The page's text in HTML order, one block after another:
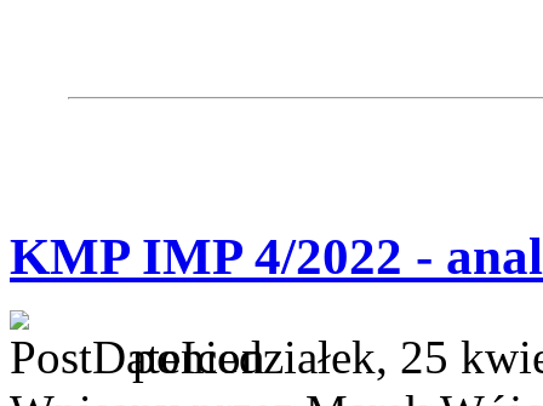
KMP IMP 4/2022 -
poniedziałek, 25